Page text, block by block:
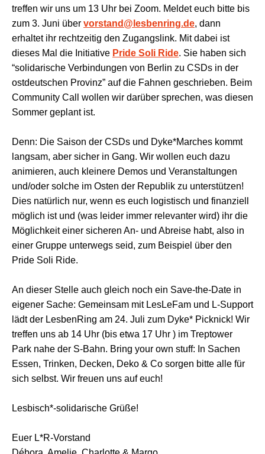
treffen wir uns um 13 Uhr bei Zoom. Meldet euch bitte bis
zum 3. Juni über vorstand@lesbenring.de, dann
erhaltet ihr rechtzeitig den Zugangslink. Mit dabei ist
dieses Mal die Initiative Pride Soli Ride. Sie haben sich
“solidarische Verbindungen von Berlin zu CSDs in der
ostdeutschen Provinz” auf die Fahnen geschrieben. Beim
Community Call wollen wir darüber sprechen, was diesen
Sommer geplant ist.
Denn: Die Saison der CSDs und Dyke*Marches kommt
langsam, aber sicher in Gang. Wir wollen euch dazu
animieren, auch kleinere Demos und Veranstaltungen
und/oder solche im Osten der Republik zu unterstützen!
Dies natürlich nur, wenn es euch logistisch und finanziell
möglich ist und (was leider immer relevanter wird) ihr die
Möglichkeit einer sicheren An- und Abreise habt, also in
einer Gruppe unterwegs seid, zum Beispiel über den
Pride Soli Ride.
An dieser Stelle auch gleich noch ein Save-the-Date in
eigener Sache: Gemeinsam mit LesLeFam und L-Support
lädt der LesbenRing am 24. Juli zum Dyke* Picknick! Wir
treffen uns ab 14 Uhr (bis etwa 17 Uhr ) im Treptower
Park nahe der S-Bahn. Bring your own stuff: In Sachen
Essen, Trinken, Decken, Deko & Co sorgen bitte alle für
sich selbst. Wir freuen uns auf euch!
Lesbisch*-solidarische Grüße!
Euer L*R-Vorstand